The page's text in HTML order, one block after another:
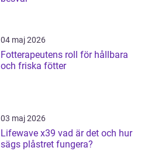
04 maj 2026
Fotterapeutens roll för hållbara
och friska fötter
03 maj 2026
Lifewave x39 vad är det och hur
sägs plåstret fungera?